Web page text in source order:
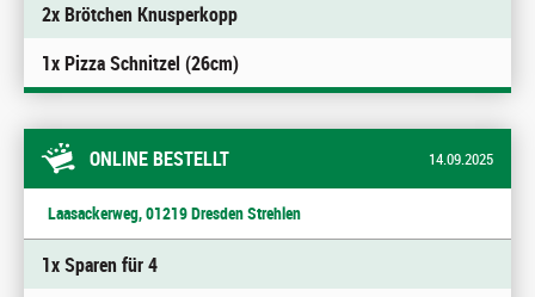
2x Brötchen Knusperkopp
1x Pizza Schnitzel (26cm)
ONLINE BESTELLT 14.09.2025
Laasackerweg, 01219 Dresden Strehlen
1x Sparen für 4